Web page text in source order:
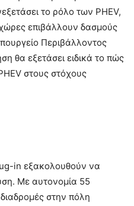
το ρόλο των PHEV,
επιβάλλουν δασμούς
Περιβάλλοντος
θα εξετάσει ειδικά το πώς
στους στόχους
in εξακολουθούν να
Με αυτονομία 55
στην πόλη